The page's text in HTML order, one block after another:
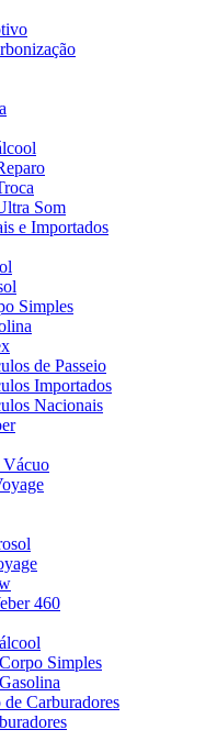
Som
e Importados
Simples
de Passeio
Importados
Nacionais
Vácuo
460
Simples
Carburadores